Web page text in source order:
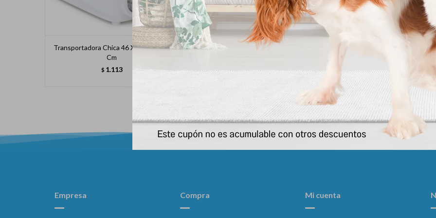
Transportadora Chica 46 X 30.5 X 29.2
Cm
$ 1.113
Transportadora Medidas: 48 X 29 X 28
1.251
Transportadora Mediana 55 X
Empresa Compra Mi cuenta